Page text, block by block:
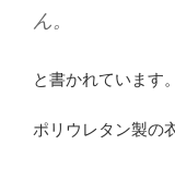
ん。
と書かれています。
ポリウレタン製の